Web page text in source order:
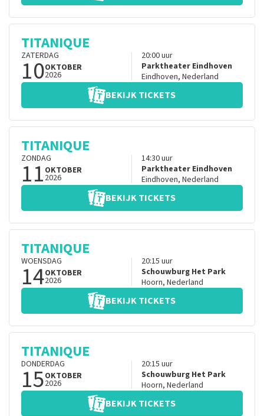
TITANIQUE
ZATERDAG
10OKTOBER
2026
20:00uur
Parktheater Eindhoven
Eindhoven, Nederland
BEKIJK TICKETS
TITANIQUE
ZONDAG
11 OKTOBER
2026
14:30uur
Parktheater Eindhoven
Eindhoven, Nederland
BEKIJK TICKETS
TITANIQUE
WOENSDAG
14OKTOBER
2026
20:15 uur
Schouwburg Het Park
Hoorn, Nederland
BEKIJK TICKETS
TITANIQUE
DONDERDAG
15OKTOBER
2026
20:15 uur
Schouwburg Het Park
Hoorn, Nederland
BEKIJK TICKETS